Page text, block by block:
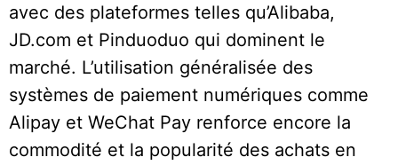
avec des plateformes telles qu’Alibaba,
JD.com et Pinduoduo qui dominent le
marché. L’utilisation généralisée des
systèmes de paiement numériques comme
Alipay et WeChat Pay renforce encore la
commodité et la popularité des achats en